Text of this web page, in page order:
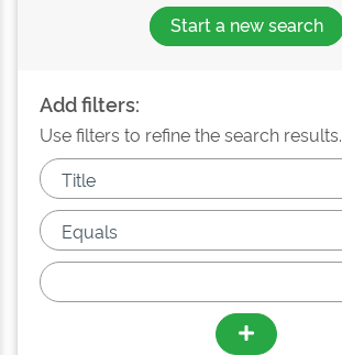
Start a new search
Add filters:
Use filters to refine the search results.